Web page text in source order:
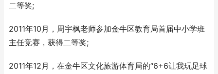
二等奖;
2011年10月，周宇枫老师参加金牛区教育局首届中小学班
主任竞赛，获得二等奖;
2011年12月，在金牛区文化旅游体育局的“6+6让我玩足球